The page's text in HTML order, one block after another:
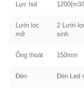
Lực hút
Lưới lọc
mỡ
2 Lưới
sinh
Ống thoát 150mm
Đèn Đèn Led